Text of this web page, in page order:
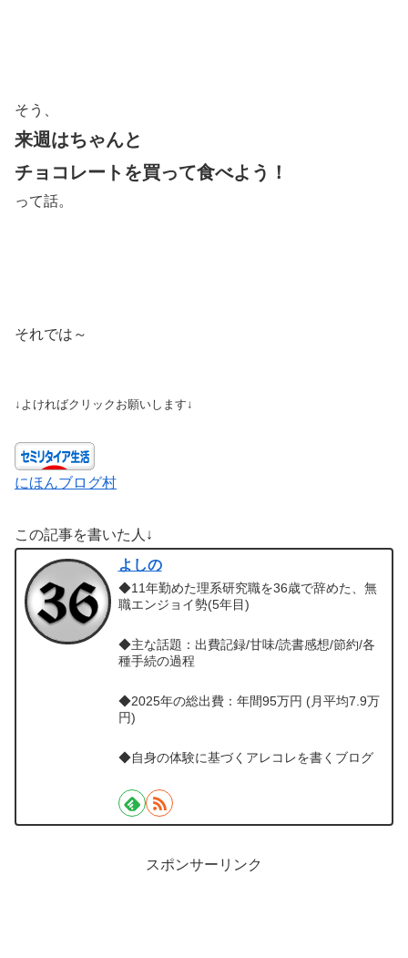
そう、
来週はちゃんと
チョコレートを買って食べよう！
って話。
それでは～
↓よければクリックお願いします↓
にほんブログ村
この記事を書いた人↓
よしの
◆11年勤めた理系研究職を36歳で辞めた、無
職エンジョイ勢(5年目)
◆主な話題：出費記録/甘味/読書感想/節約/各
種手続の過程
◆2025年の総出費：年間95万円 (月平均7.9万
円)
◆自身の体験に基づくアレコレを書くブログ
スポンサーリンク